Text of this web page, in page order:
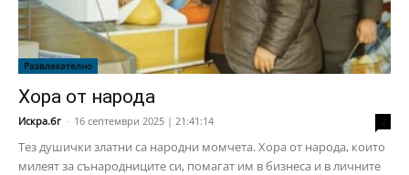
Развлекателно
Хора от народа
Искра.бг - 16 септември 2025 | 21:41:14
Тез душички златни са народни момчета. Хора от народа, които
милеят за сънародниците си, помагат им в бизнеса и в личните